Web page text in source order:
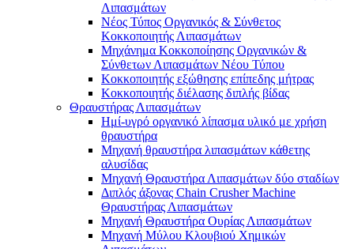
Λιπασμάτων
Νέος Τύπος Οργανικός & Σύνθετος
Κοκκοποιητής Λιπασμάτων
Μηχάνημα Κοκκοποίησης Οργανικών &
Σύνθετων Λιπασμάτων Νέου Τύπου
Κοκκοποιητής εξώθησης επίπεδης μήτρας
Κοκκοποιητής διέλασης διπλής βίδας
Θραυστήρας Λιπασμάτων
Ημί-υγρό οργανικό λίπασμα υλικό με χρήση
θραυστήρα
Μηχανή θραυστήρα λιπασμάτων κάθετης
αλυσίδας
Μηχανή Θραυστήρα Λιπασμάτων δύο σταδίων
Διπλός άξονας Chain Crusher Machine
Θραυστήρας Λιπασμάτων
Μηχανή Θραυστήρα Ουρίας Λιπασμάτων
Μηχανή Μύλου Κλουβιού Χημικών